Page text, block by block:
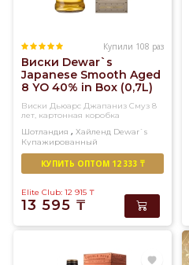
Купили 108 раз
Виски Dewar`s
Japanese Smooth Aged
8 YO 40% in Box (0,7L)
Виски Дьюарс Джапаниз Смуз 8
лет, картонная коробка
Шотландия , Хайленд Dewar`s
Купажированный
КУПИТЬ ОПТОМ 12 333 ₸
Elite Club: 12 915 ₸
13 595 ₸